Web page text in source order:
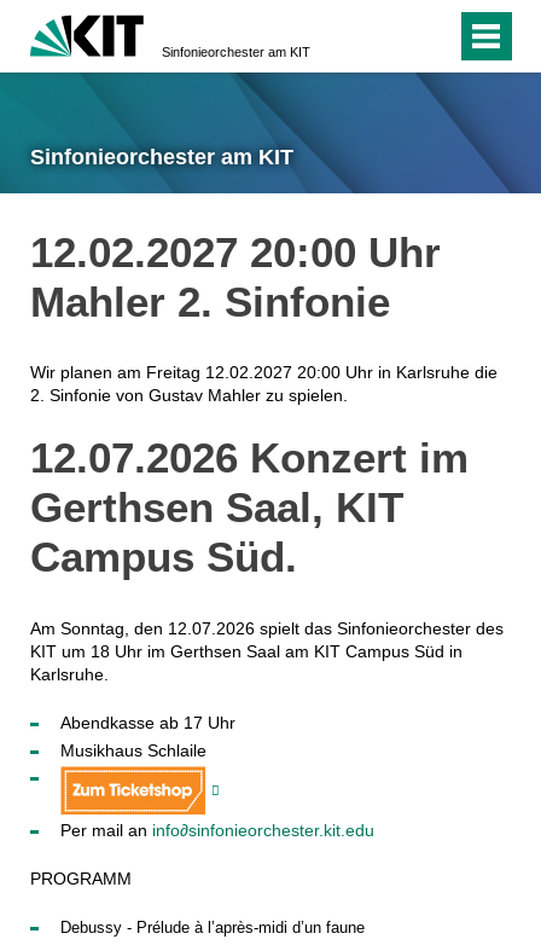
Sinfonieorchester am KIT
Sinfonieorchester am KIT
12.02.2027 20:00 Uhr
Mahler 2. Sinfonie
Wir planen am Freitag 12.02.2027 20:00 Uhr in Karlsruhe die
2. Sinfonie von Gustav Mahler zu spielen.
12.07.2026 Konzert im
Gerthsen Saal, KIT
Campus Süd.
Am Sonntag, den 12.07.2026 spielt das Sinfonieorchester des
KIT um 18 Uhr im Gerthsen Saal am KIT Campus Süd in
Karlsruhe.
Abendkasse ab 17 Uhr
Musikhaus Schlaile
Per mail an info∂sinfonieorchester.kit.edu
PROGRAMM
Debussy - Prélude à l’après-midi d’un faune